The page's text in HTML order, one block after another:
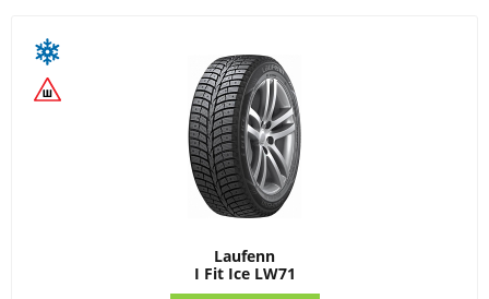
Laufenn
I Fit Ice LW71